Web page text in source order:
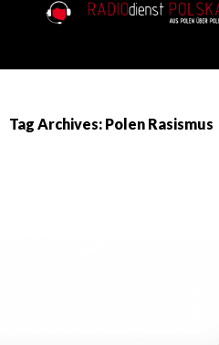
Tag Archives: Polen Rasismus